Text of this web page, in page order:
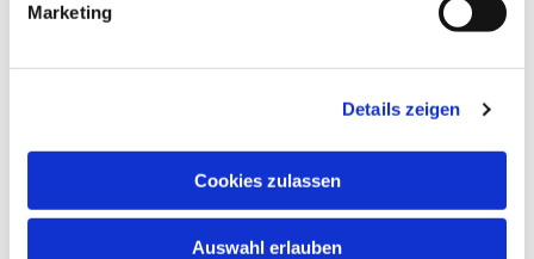
Marketing
Details zeigen
Cookies zulassen
Auswahl erlauben